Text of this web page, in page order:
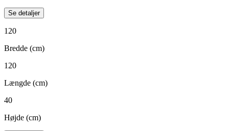
Se detaljer
120
Bredde (cm)
120
Længde (cm)
40
Højde (cm)